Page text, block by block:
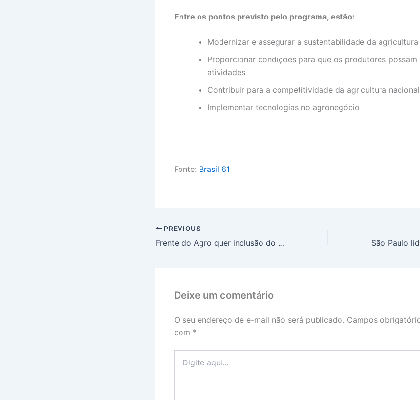
Entre os pontos previsto pelo programa, estão:
Modernizar e assegurar a sustentabilidade da agricultura
Proporcionar condições para que os produtores possam
atividades
Contribuir para a competitividade da agricultura nacional
Implementar tecnologias no agronegócio
Fonte: Brasil 61
PREVIOUS
Frente do Agro quer inclusão do Plano Safra no Orçamento
Deixe um comentário
O seu endereço de e-mail não será publicado. Campos
com *
aqui...